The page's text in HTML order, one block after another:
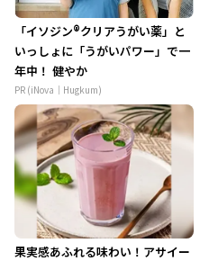
「イソジン®クリアうがい薬」と
いっしょに「うがいパワー」で一
年中！ 健やか
PR (iNova｜Hugkum)
果実感あふれる味わい！アサイー